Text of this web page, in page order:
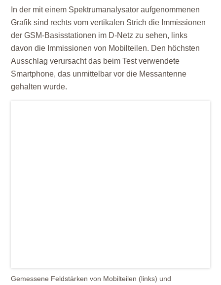
In der mit einem Spektrumanalysator aufgenommenen
Grafik sind rechts vom vertikalen Strich die Immissionen
der GSM-Basisstationen im D-Netz zu sehen, links
davon die Immissionen von Mobilteilen. Den höchsten
Ausschlag verursacht das beim Test verwendete
Smartphone, das unmittelbar vor die Messantenne
gehalten wurde.
Gemessene Feldstärken von Mobilteilen (links) und